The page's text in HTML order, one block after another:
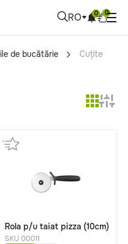
RO 0 0
de bucătărie Cuțite
Rola p/u taiat pizza (10cm)
SKU 00011